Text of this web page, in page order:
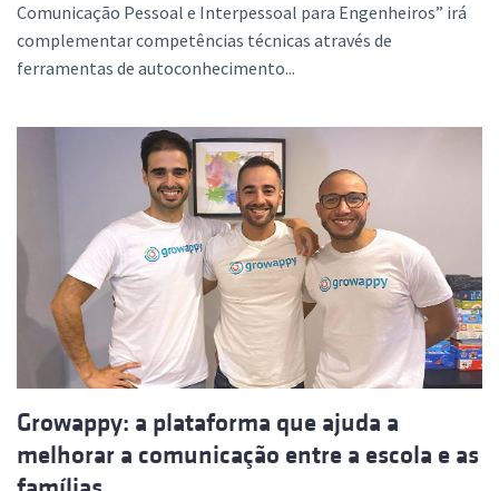
Comunicação Pessoal e Interpessoal para Engenheiros” irá
complementar competências técnicas através de
ferramentas de autoconhecimento...
Growappy: a plataforma que ajuda a
melhorar a comunicação entre a escola e as